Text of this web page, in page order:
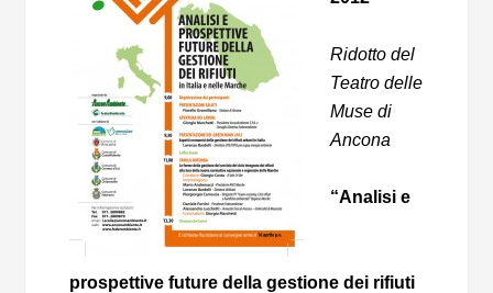
Ridotto del
Teatro delle
Muse di
Ancona
“Analisi e
prospettive future della gestione dei rifiuti